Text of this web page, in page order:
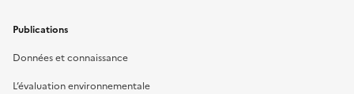
Publications
Données et connaissance
L’évaluation environnementale